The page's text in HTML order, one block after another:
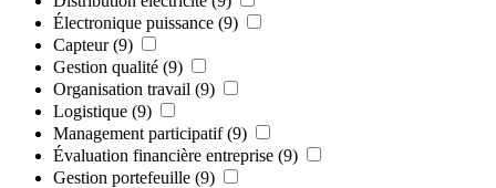
Électronique puissance (9)
Capteur (9)
Gestion qualité (9)
Organisation travail (9)
Logistique (9)
Management participatif (9)
Évaluation financière entreprise (9)
Gestion portefeuille (9)